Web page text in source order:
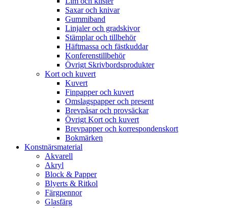
Saxar och knivar
Gummiband
Linjaler och gradskivor
Stämplar och tillbehör
Häftmassa och fästkuddar
Konferenstillbehör
Övrigt Skrivbordsprodukter
Kort och kuvert
Kuvert
Finpapper och kuvert
Omslagspapper och present
Brevpåsar och provsäckar
Övrigt Kort och kuvert
Brevpapper och korrespondenskort
Bokmärken
Konstnärsmaterial
Akvarell
Akryl
Block & Papper
Blyerts & Ritkol
Färgpennor
Glasfärg